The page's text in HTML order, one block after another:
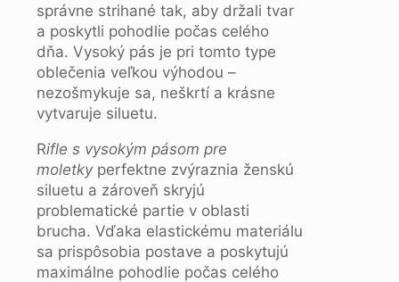
správne strihané tak, aby držali tvar
a poskytli pohodlie počas celého
dňa. Vysoký pás je pri tomto type
oblečenia veľkou výhodou –
nezošmykuje sa, neškrtí a krásne
vytvaruje siluetu.
Rifle s vysokým pásom pre
moletkyperfektne zvýraznia ženskú
siluetu a zároveň skryjú
problematické partie v oblasti
brucha. Vďaka elastickému materiálu
sa prispôsobia postave a poskytujú
maximálne pohodlie počas celého